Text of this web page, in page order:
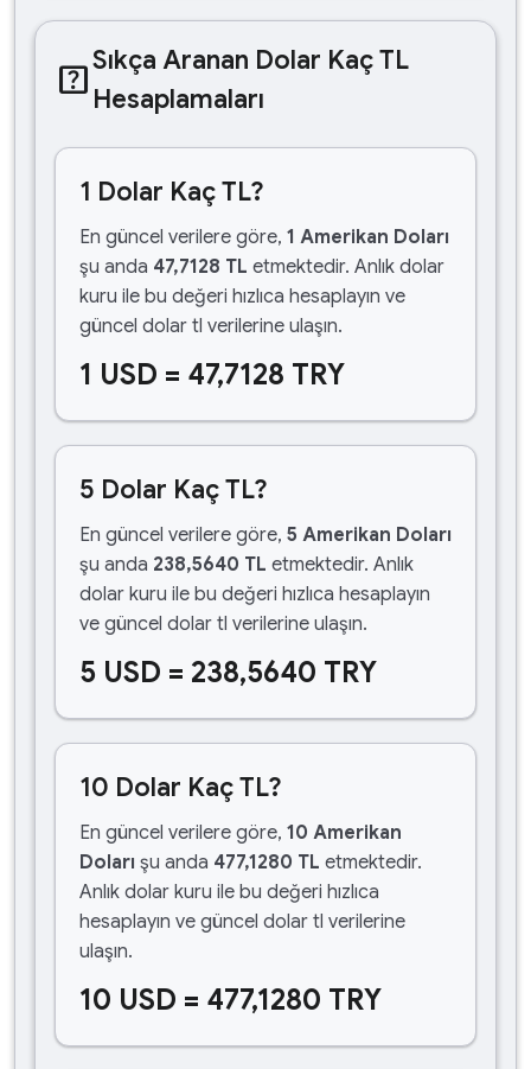
help_centerSıkça Aranan Dolar Kaç TL
Hesaplamaları
1 Dolar Kaç TL?
En güncel verilere göre, 1 Amerikan Doları
şu anda 47,7128 TL etmektedir. Anlık dolar
kuru ile bu değeri hızlıca hesaplayın ve
güncel dolar tl verilerine ulaşın.
1 USD = 47,7128 TRY
5 Dolar Kaç TL?
En güncel verilere göre, 5 Amerikan Doları
şu anda 238,5640 TL etmektedir. Anlık
dolar kuru ile bu değeri hızlıca hesaplayın
ve güncel dolar tl verilerine ulaşın.
5 USD = 238,5640 TRY
10 Dolar Kaç TL?
En güncel verilere göre, 10 Amerikan
Doları şu anda 477,1280 TL etmektedir.
Anlık dolar kuru ile bu değeri hızlıca
hesaplayın ve güncel dolar tl verilerine
ulaşın.
10 USD = 477,1280 TRY